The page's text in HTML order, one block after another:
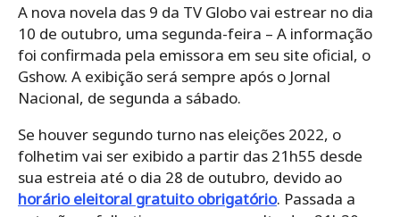
A nova novela das 9 da TV Globo vai estrear no dia
10 de outubro, uma segunda-feira – A informação
foi confirmada pela emissora em seu site oficial, o
Gshow. A exibição será sempre após o Jornal
Nacional, de segunda a sábado.
Se houver segundo turno nas eleições 2022, o
folhetim vai ser exibido a partir das 21h55 desde
sua estreia até o dia 28 de outubro, devido ao
horário eleitoral gratuito obrigatório. Passada a